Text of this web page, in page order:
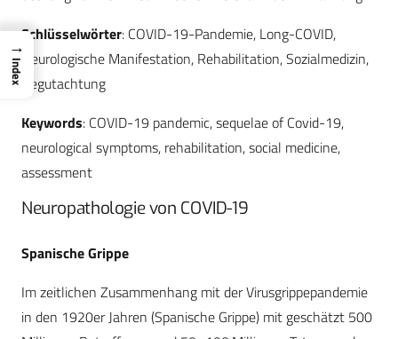
Schlüsselwörter: COVID-19-Pandemie, Long-COVID,
Neurologische Manifestation, Rehabilitation, Sozialmedizin,
Begutachtung
Keywords: COVID-19 pandemic, sequelae of Covid-19,
neurological symptoms, rehabilitation, social medicine,
assessment
Neuropathologie von COVID-19
Spanische Grippe
Im zeitlichen Zusammenhang mit der Virusgrippepandemie
in den 1920er Jahren (Spanische Grippe) mit geschätzt 500
→
Index